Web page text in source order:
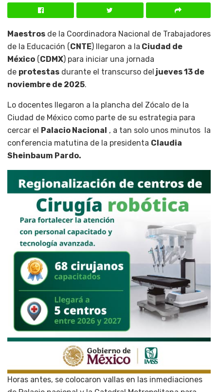
Maestros de la Coordinadora Nacional de Trabajadores
de la Educación (CNTE) llegaron a la Ciudad de
México (CDMX) para iniciar una jornada
de protestas durante el transcurso del jueves 13 de
noviembre de 2025.
Lo docentes llegaron a la plancha del Zócalo de la
Ciudad de México como parte de su estrategia para
cercar el Palacio Nacional , a tan solo unos minutos la
conferencia matutina de la presidenta Claudia
Sheinbaum Pardo.
Horas antes, se colocaron vallas en las inmediaciones